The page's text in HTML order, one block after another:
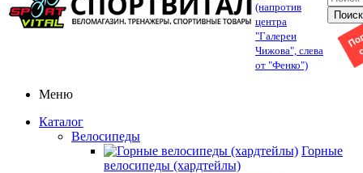
(напротив
центра
"Галереи
Чижова", слева
от "Фенко")
Меню
Каталог
Велосипеды
Горные
велосипеды (хардтейлы)